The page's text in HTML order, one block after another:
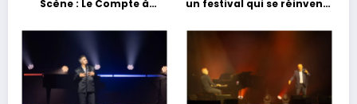
Scène : Le Compte à
un festival qui se réinvente
grands moments de scène